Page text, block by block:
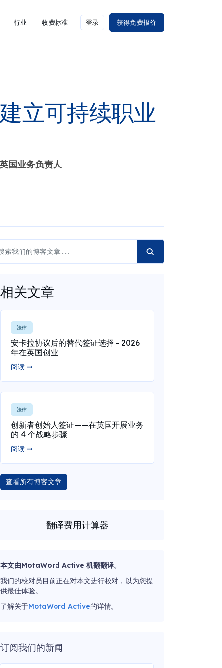
行业 收费标准 登录 获得免费报价
立可持续职业
国业务负责人
相关文章
法律
安卡拉协议后的替代签证选择 - 2026
年在英国创业
阅读 ➞
法律
创新者创始人签证——在英国开展业务
的 4 个战略步骤
阅读 ➞
查看所有博客文章
翻译费用计算器
本文由MotaWord Active 机翻翻译。
我们的校对员目前正在对本文进行校对，以为您提
供最佳体验。
了解关于MotaWord Active的详情。
订阅我们的新闻